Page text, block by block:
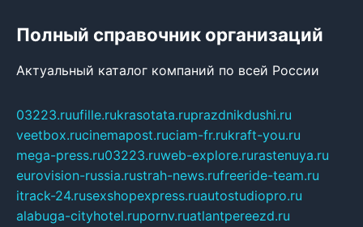
Полный справочник организаций
Актуальный каталог компаний по всей России
03223.ruufille.rukrasotata.ruprazdnikdushi.ru
veetbox.rucinemapost.ruciam-fr.rukraft-you.ru
mega-press.ru03223.ruweb-explore.rurastenuya.ru
eurovision-russia.rustrah-news.rufreeride-team.ru
itrack-24.rusexshopexpress.ruautostudiopro.ru
alabuga-cityhotel.rupornv.ruatlantpereezd.ru